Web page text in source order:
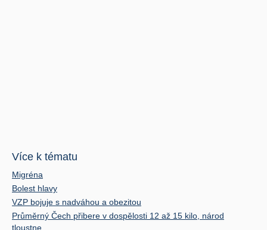
Více k tématu
Migréna
Bolest hlavy
VZP bojuje s nadváhou a obezitou
Průměrný Čech přibere v dospělosti 12 až 15 kilo, národ
tloustne